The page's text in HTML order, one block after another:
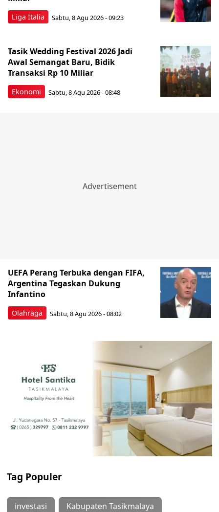
Liga Italia Sabtu, 8 Agu 2026 - 09:23
Ekonomi
Tasik Wedding Festival 2026 Jadi
Awal Semangat Baru, Bidik
Transaksi Rp 10 Miliar
Sabtu, 8 Agu 2026 - 08:48
Olahraga
UEFA Perang Terbuka dengan FIFA,
Argentina Tegaskan Dukung
Infantino
Sabtu, 8 Agu 2026 - 08:02
Tag Populer
investasi Kabupaten Tasikmalaya